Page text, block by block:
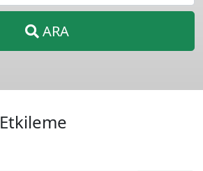
ARA
Etkileme